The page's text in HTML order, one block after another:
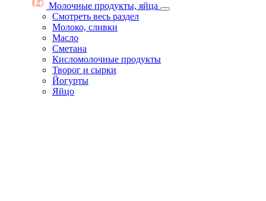
Молочные продукты, яйца
Смотреть весь раздел
Молоко, сливки
Масло
Сметана
Кисломолочные продукты
Творог и сырки
Йогурты
Яйцо